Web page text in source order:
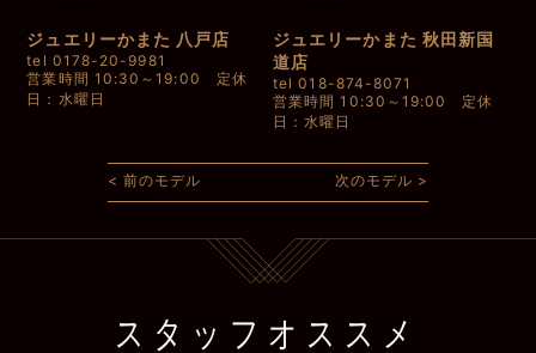
ジュエリーかまた 八戸店
tel 0178-20-9981
営業時間 10:30～19:00 定休
日：水曜日
ジュエリーかまた 秋田新国
道店
tel 018-874-8071
営業時間 10:30～19:00 定休
日：水曜日
< 前のモデル 次のモデル >
スタッフオススメ